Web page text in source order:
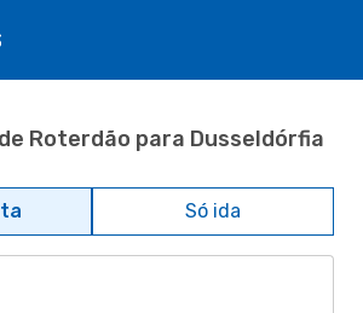
Roterdão para Dusseldórfia
Só ida